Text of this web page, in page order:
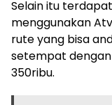
Selain itu
menggunakan
rute yang bisa
setempat
350ribu.